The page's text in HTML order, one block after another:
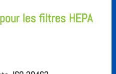
les filtres HEPA